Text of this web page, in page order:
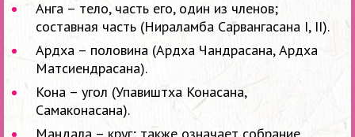
Анга – тело, часть его, один из членов;
составная часть (Нираламба Сарвангасана I, II).
Ардха – половина (Ардха Чандрасана, Ардха
Матсиендрасана).
Кона – угол (Упавиштха Конасана,
Самаконасана).